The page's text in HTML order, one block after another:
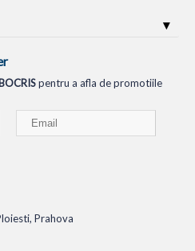
BOCRISpentru a afla de promotiile
Prahova